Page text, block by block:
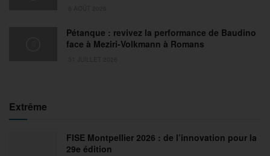
Pétanque : revivez la performance de Baudino
face à Meziri-Volkmann à Romans
Extrême
FISE Montpellier 2026 : de l’innovation pour la
29e édition